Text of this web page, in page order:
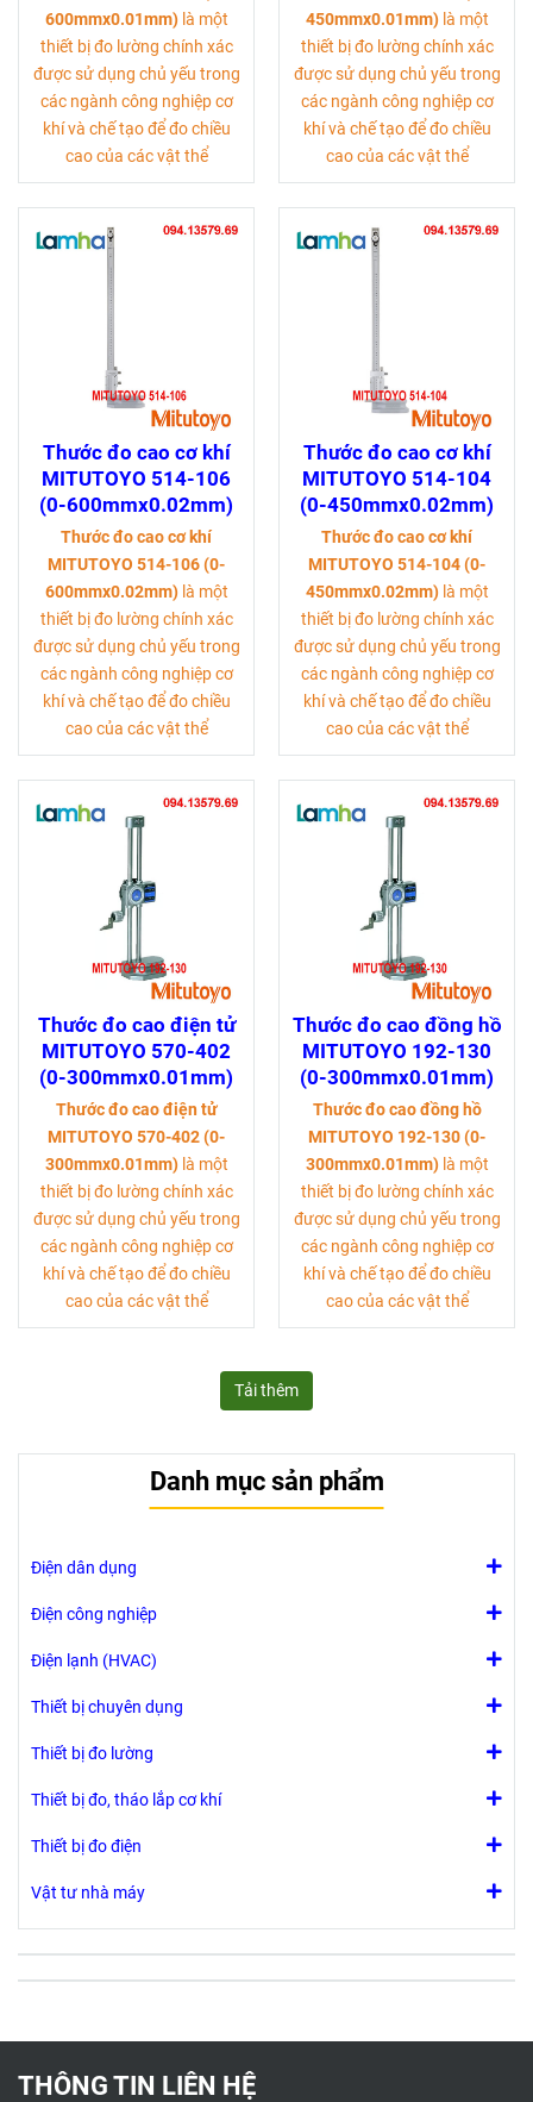
600mmx0.01mm)là một
thiết bị đo lường chính xác
được sử dụng chủ yếu trong
các ngành công nghiệp cơ
khí và chế tạo để đo chiều
cao của các vật thể
450mmx0.01mm)là một
thiết bị đo lường chính xác
được sử dụng chủ yếu trong
các ngành công nghiệp cơ
khí và chế tạo để đo chiều
cao của các vật thể
Thước đo cao cơ khí
MITUTOYO 514-106
(0-600mmx0.02mm)
Thước đo cao cơ khí
MITUTOYO 514-106 (0-
600mmx0.02mm) là một
thiết bị đo lường chính xác
được sử dụng chủ yếu trong
các ngành công nghiệp cơ
khí và chế tạo để đo chiều
cao của các vật thể
Thước đo cao cơ khí
MITUTOYO 514-104
(0-450mmx0.02mm)
Thước đo cao cơ khí
MITUTOYO 514-104 (0-
450mmx0.02mm)là một
thiết bị đo lường chính xác
được sử dụng chủ yếu trong
các ngành công nghiệp cơ
khí và chế tạo để đo chiều
cao của các vật thể
Thước đo cao điện tử
MITUTOYO 570-402
(0-300mmx0.01mm)
Thước đo cao điện tử
MITUTOYO 570-402 (0-
300mmx0.01mm)là một
thiết bị đo lường chính xác
được sử dụng chủ yếu trong
các ngành công nghiệp cơ
khí và chế tạo để đo chiều
cao của các vật thể
Thước đo cao đồng hồ
MITUTOYO 192-130
(0-300mmx0.01mm)
Thước đo cao đồng hồ
MITUTOYO 192-130 (0-
300mmx0.01mm)là một
thiết bị đo lường chính xác
được sử dụng chủ yếu trong
các ngành công nghiệp cơ
khí và chế tạo để đo chiều
cao của các vật thể
Tải thêm
Danh mục sản phẩm
Điện dân dụng
Điện công nghiệp
Điện lạnh (HVAC)
Thiết bị chuyên dụng
Thiết bị đo lường
Thiết bị đo, tháo lắp cơ khí
Thiết bị đo điện
Vật tư nhà máy
THÔNG TIN LIÊN HỆ